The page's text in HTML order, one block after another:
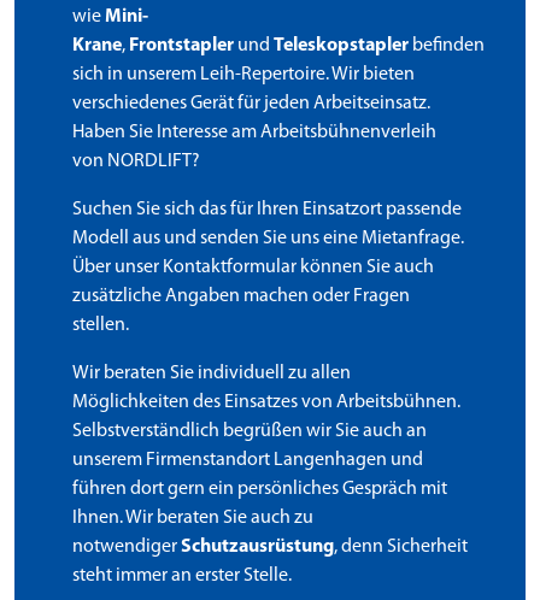
wieMini-
Krane, Frontstapler und Teleskopstapler befinden
sich in unserem Leih-Repertoire. Wir bieten
verschiedenes Gerät für jeden Arbeitseinsatz.
Haben Sie Interesse am Arbeitsbühnenverleih
von NORDLIFT?
Suchen Sie sich das für Ihren Einsatzort passende
Modell aus und senden Sie uns eine Mietanfrage.
Über unser Kontaktformular können Sie auch
zusätzliche Angaben machen oder Fragen
stellen.
Wir beraten Sie individuell zu allen
Möglichkeiten des Einsatzes von Arbeitsbühnen.
Selbstverständlich begrüßen wir Sie auch an
unserem Firmenstandort Langenhagen und
führen dort gern ein persönliches Gespräch mit
Ihnen. Wir beraten Sie auch zu
notwendigerSchutzausrüstung, denn Sicherheit
steht immer an erster Stelle.